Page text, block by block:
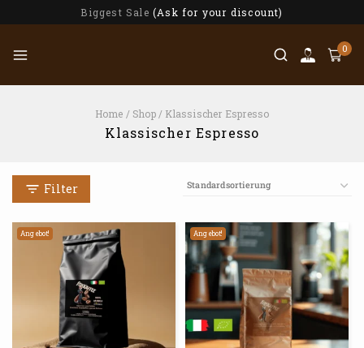
Biggest Sale (Ask for your discount)
0
Home / Shop / Klassischer Espresso
Klassischer Espresso
Filter
Angebot! Angebot!